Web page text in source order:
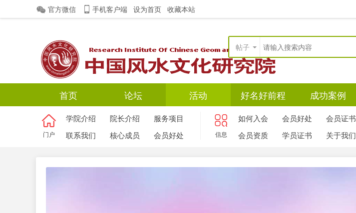
官方微信 手机客户端 设为首页 收藏本站
帖子
首页 论坛 活动 好名好前程 成功案例
门户
学院介绍 院长介绍
服务项目
联系我们
核心成员 会员好处 信息
如何入会 会员好处
会员证书
会员资质
学员证书 关于我们